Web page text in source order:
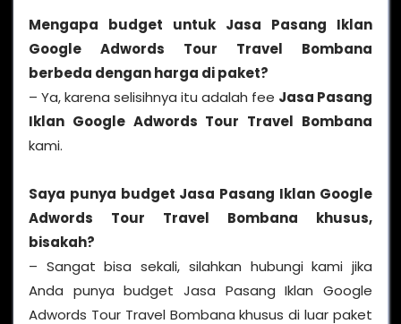
Mengapa budget untuk Jasa Pasang Iklan
Google Adwords Tour Travel Bombana
berbeda dengan harga di paket?
– Ya, karena selisihnya itu adalah fee Jasa Pasang
Iklan Google Adwords Tour Travel Bombana
kami.
Saya punya budget Jasa Pasang Iklan Google
Adwords Tour Travel Bombana khusus,
bisakah?
– Sangat bisa sekali, silahkan hubungi kami jika
Anda punya budget Jasa Pasang Iklan Google
Adwords Tour Travel Bombana khusus di luar paket